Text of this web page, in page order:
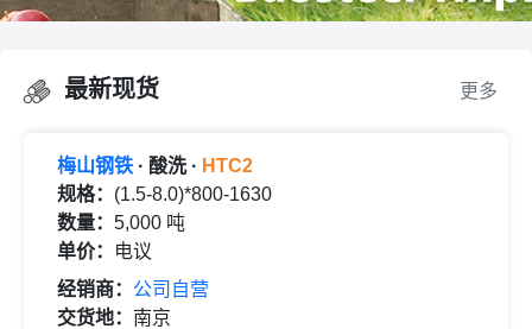
最新现货 更多
梅山钢铁 · 酸洗 · HTC2
规格： (1.5-8.0)*800-1630
数量： 5,000 吨
单价：
电议
经销商： 公司自营
交货地： 南京